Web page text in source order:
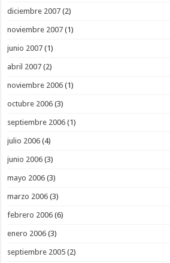
diciembre 2007 (2)
noviembre 2007 (1)
junio 2007 (1)
abril 2007 (2)
noviembre 2006 (1)
octubre 2006 (3)
septiembre 2006 (1)
julio 2006 (4)
junio 2006 (3)
mayo 2006 (3)
marzo 2006 (3)
febrero 2006 (6)
enero 2006 (3)
septiembre 2005 (2)